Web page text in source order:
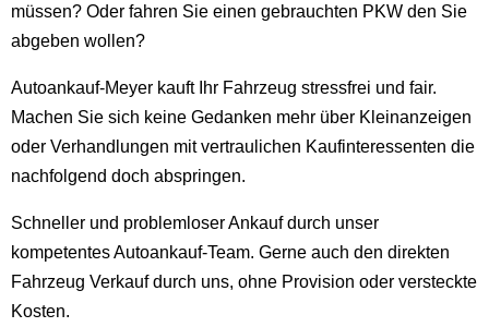
müssen? Oder fahren Sie einen gebrauchten PKW den Sie
abgeben wollen?
Autoankauf-Meyer kauft Ihr Fahrzeug stressfrei und fair.
Machen Sie sich keine Gedanken mehr über Kleinanzeigen
oder Verhandlungen mit vertraulichen Kaufinteressenten die
nachfolgend doch abspringen.
Schneller und problemloser Ankauf durch unser
kompetentes Autoankauf-Team. Gerne auch den direkten
Fahrzeug Verkauf durch uns, ohne Provision oder versteckte
Kosten.